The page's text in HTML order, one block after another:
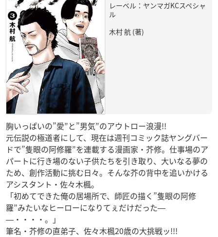
レーベル：ヤンマガKCスペシャ
ル
木村 航 (著)
胸いっぱいの”愛”と”男気”のアウトロー浪漫!!
元伝説の極道者にして、現在は週刊コミック誌ヤングバー
ドで”隻眼の阿修羅”を連載する漫画家・芥修。仕事場のア
パートに行き場のない子供たちを引き取り、大いなる夢の
ため、創作活動に挑む日々。そんな芥の背中を追いかける
アシスタント・佐々木楓。
「初めてできた俺の居場所で、師匠の描く”隻眼の阿修
羅”みたいなヒーローになりてぇだけだった―
―・・・・。」
筆名・芥修の直弟子、佐々木楓20歳の大挑戦ッ!!!